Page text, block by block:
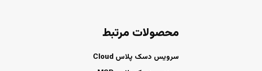
محصولات مرتبط
سرویس دسک پلاس Cloud